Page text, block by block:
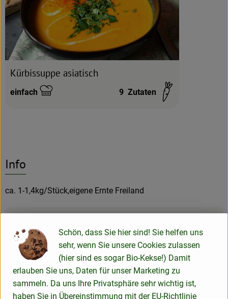
Kürbissuppe asiatisch
Schwierigkeit:
einfach 9 Zutaten
Info
ca. 1-1,4kg/Stück,eigene Ernte Freiland
Herkunft
Schön, dass Sie hier sind! Sie helfen uns
sehr, wenn Sie unsere Cookies zulassen
(hier sind es sogar Bio-Kekse!) Damit
erlauben Sie uns, Daten für unser Marketing zu
sammeln. Da uns Ihre Privatsphäre sehr wichtig ist,
haben Sie in Übereinstimmung mit der EU-Richtlinie